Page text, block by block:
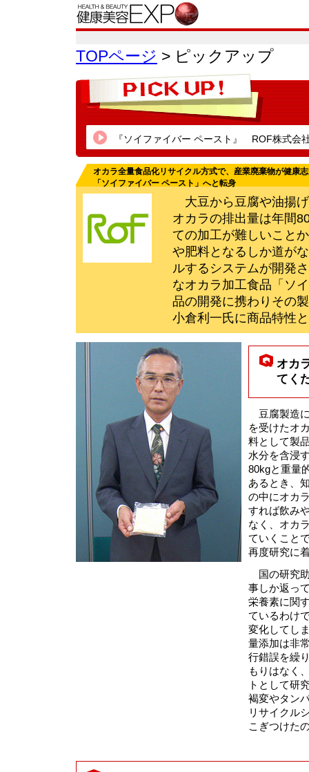
TOPページ > ピックアップ
『ソイファイバー ペースト』 ROF株式会
オカラ全量食品化リサイクル方式で、産業廃棄物が健康
「ソイファイバー ペースト」へと転身
大豆から豆腐や油揚
オカラの排出量は年間
ての加工が難しいこと
や肥料となるしか道が
ルするシステムが開発
なオカラ加工食品「ソ
品の開発に携わりその
小倉利一氏に商品特性
オカ
てく
豆腐製造
を受けたオ
料として製
水分を含浸
80kgと重量
あるとき、
の中にオカ
すれば飲み
なく、オカ
ていくこと
再度研究に
国の研究
事しか返っ
栄養素に関
ているわけ
変化してし
量添加は非
行錯誤を繰
もりはなく
トとして研
褐変やタン
リサイクル
こぎつけた